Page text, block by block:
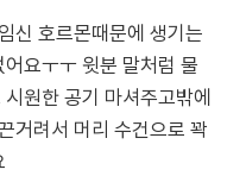
신 호르몬때문에 생기는
요ㅜㅜ 윗분 말처럼 물
원한 공기 마셔주고밖에
거려서 머리 수건으로 꽉